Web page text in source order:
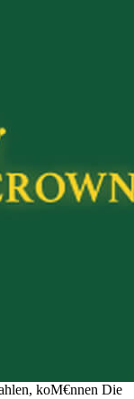
koМ€nnen Die